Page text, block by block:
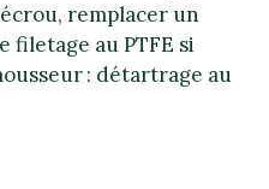
remplacer un
au PTFE si
: détartrage au